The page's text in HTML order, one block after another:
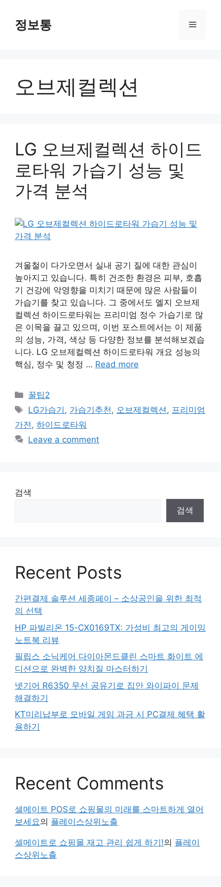
content정보통 Menu
오브제컬렉션
LG 오브제컬렉션 하이드
로타워 가습기 성능 및
가격 분석
겨울철이 다가오면서 실내 공기 질에 대한 관심이
높아지고 있습니다. 특히 건조한 환경은 피부, 호흡
기 건강에 악영향을 미치기 때문에 많은 사람들이
가습기를 찾고 있습니다. 그 중에서도 엘지 오브제
컬렉션 하이드로타워는 프리미엄 정수 가습기로 많
은 이목을 끌고 있으며, 이번 포스트에서는 이 제품
의 성능, 가격, 색상 등 다양한 정보를 분석해보겠습
니다. LG 오브제컬렉션 하이드로타워 개요 성능의
핵심, 정수 및 청정 … Read more
Categories
꿀팁2
Tags
LG가습기 , 가습기추천, 오브제컬렉션, 프리미엄
가전, 하이드로타워
Leave a comment
검색
검색
Recent Posts
간편결제 솔루션 세종페이 – 소상공인을 위한 최적
의 선택
HP 파빌리온 15-CX0169TX: 가성비 최고의 게이밍
노트북 리뷰
필립스 소닉케어 다이아몬드클린 스마트 화이트 에
디션으로 완벽한 양치질 마스터하기
넷기어 R6350 무선 공유기로 집안 와이파이 문제
해결하기
KT미리납부로 모바일 게임 과금 시 PC결제 혜택 활
용하기
Recent Comments
셀메이트 POS로 쇼핑몰의 미래를 스마트하게 열어
보세요의 플레이스상위노출
셀메이트로 쇼핑몰 재고 관리 쉽게 하기!의 플레이
스상위노출